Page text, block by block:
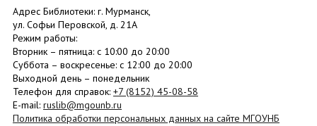
Адрес Библиотеки: г. Мурманск,
ул. Софьи Перовской, д. 21А
Режим работы:
Вторник – пятница: с 10:00 до 20:00
Суббота – воскресенье: c 12:00 до 20:00
Выходной день – понедельник
Телефон для справок: +7 (8152) 45-08-58
E-mail: ruslib@mgounb.ru
Политика обработки персональных данных на сайте МГОУНБ